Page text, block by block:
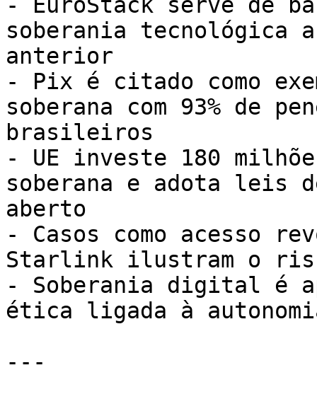
soberania tecnológica
anterior
- Pix é citado como
soberana com 93% de
brasileiros
- UE investe 180
soberana e adota leis
aberto
- Casos como acesso
Starlink ilustram o
- Soberania digital é
ética ligada à
---